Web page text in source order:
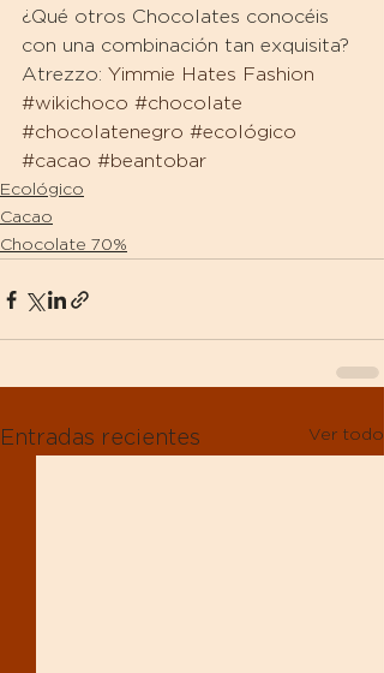
¿Qué otros Chocolates conocéis
con una combinación tan exquisita?
Atrezzo: Yimmie Hates Fashion
#wikichoco #chocolate
#chocolatenegro #ecológico
#cacao #beantobar
Ecológico
Cacao
Chocolate 70%
Entradas recientes Ver todo